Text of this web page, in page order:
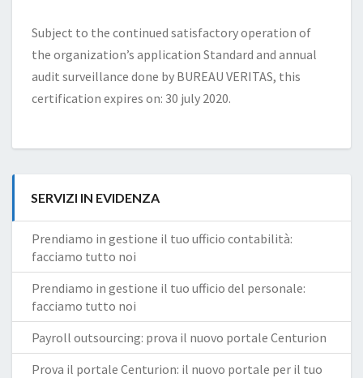
Subject to the continued satisfactory operation of
the organization’s application Standard and annual
audit surveillance done by BUREAU VERITAS, this
certification expires on: 30 july 2020.
SERVIZI IN EVIDENZA
Prendiamo in gestione il tuo ufficio contabilità:
facciamo tutto noi
Prendiamo in gestione il tuo ufficio del personale:
facciamo tutto noi
Payroll outsourcing: prova il nuovo portale Centurion
Prova il portale Centurion: il nuovo portale per il tuo